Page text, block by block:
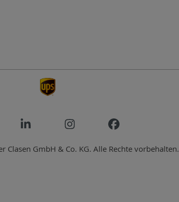
Clasen GmbH & Co. KG. Alle Rechte vorbehalten.